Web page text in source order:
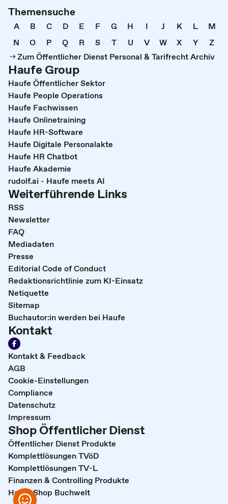
Themensuche
A B C D E F G H I J K L
M
N
O P Q R S T U V W X Y
Z
Zum Öffentlicher Dienst Personal & Tarifrecht Archiv
Haufe Group
Haufe Öffentlicher Sektor
Haufe People Operations
Haufe Fachwissen
Haufe Onlinetraining
Haufe HR-Software
Haufe Digitale Personalakte
Haufe HR Chatbot
Haufe Akademie
rudolf.ai - Haufe meets AI
Weiterführende Links
RSS
Newsletter
FAQ
Mediadaten
Presse
Editorial Code of Conduct
Redaktionsrichtlinie zum KI-Einsatz
Netiquette
Sitemap
Buchautor:in werden bei Haufe
Kontakt
Kontakt & Feedback
AGB
Cookie-Einstellungen
Compliance
Datenschutz
Impressum
Shop Öffentlicher Dienst
Öffentlicher Dienst Produkte
Komplettlösungen TVöD
Komplettlösungen TV-L
Finanzen & Controlling Produkte
Haufe Shop Buchwelt